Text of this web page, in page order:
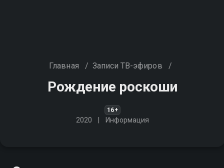
Главная / Записи ТВ-эфиров /
Рождение роскоши
16+
2020 Информация